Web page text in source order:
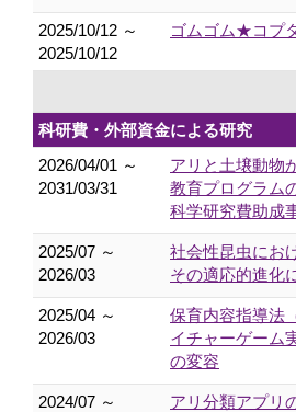
2025/10/12 ～
2025/10/12
ゴムゴム★コプ
科研費・外部資金による研究
2026/04/01 ～
2031/03/31
アリと土壌動物
教育プログラム
科学研究費助成
2025/07 ～
2026/03
社会性昆⾍にお
その適応的進化
2025/04 ～
2026/03
保育内容指導法
イチャーゲーム
の変容
2024/07 ～
アリ分類アプリ